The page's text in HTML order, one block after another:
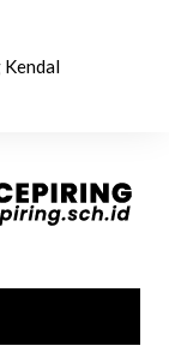
Kendal